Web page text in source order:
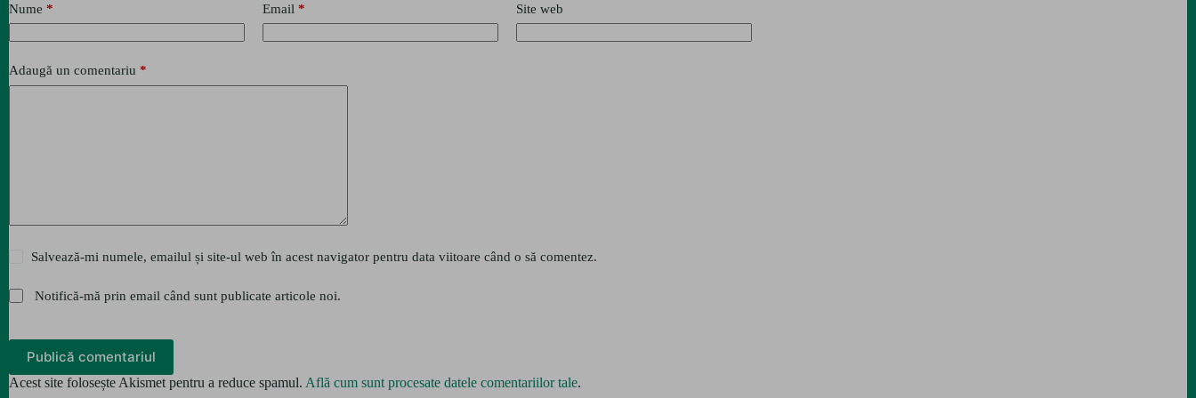
Nume * Email * Site web
Adaugă un comentariu *
Salvează-mi numele, emailul și site-ul web în acest navigator pentru data viitoare când o să comentez.
Notifică-mă prin email când sunt publicate articole noi.
Publică comentariul
Acest site folosește Akismet pentru a reduce spamul. Află cum sunt procesate datele comentariilor tale.